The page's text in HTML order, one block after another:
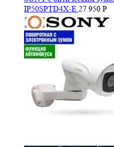
IP50SPTD4X-E 27 950 Р